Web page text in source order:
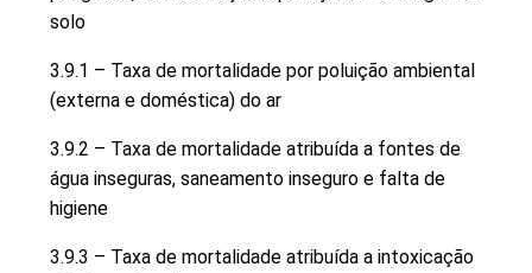
solo
3.9.1 – Taxa de mortalidade por poluição ambiental
(externa e doméstica) do ar
3.9.2 – Taxa de mortalidade atribuída a fontes de
água inseguras, saneamento inseguro e falta de
higiene
3.9.3 – Taxa de mortalidade atribuída a intoxicação